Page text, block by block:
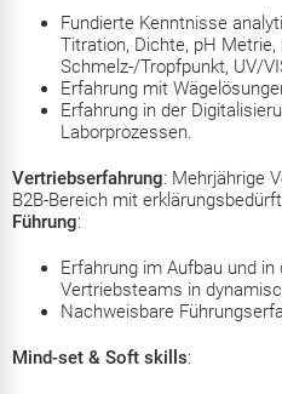
Fundierte Kenntnisse
Titration, Dichte, pH
Schmelz-/Tropfpunkt, UV/
Erfahrung mit
Erfahrung in der
Laborprozessen.
Vertriebserfahrung: Mehrjährige
B2B‑Bereich mit
Führung:
Erfahrung im Aufbau und
Vertriebsteams in
Nachweisbare
Mind-set & Soft skills: